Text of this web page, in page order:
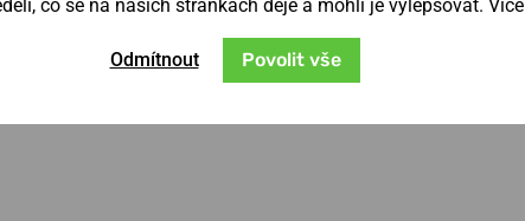
co se na našich stránkách děje a mohli je vylepšovat. Více
Odmítnout Povolit vše